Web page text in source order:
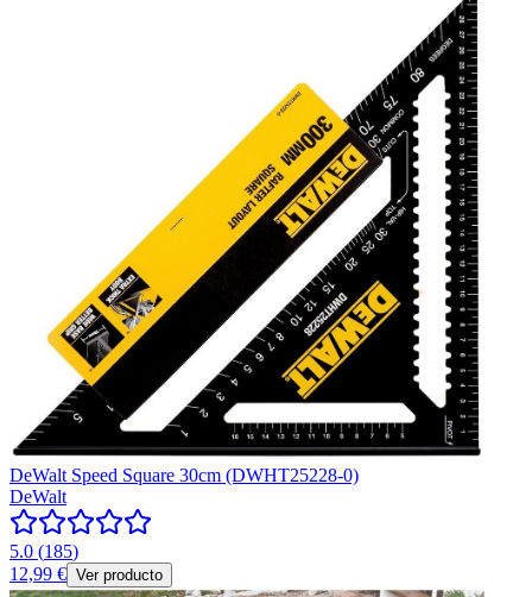
DeWalt Speed Square 30cm (DWHT25228-0)
DeWalt
5.0 (185)
12,99 € Ver producto